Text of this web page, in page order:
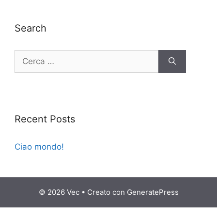
Search
Ricerca
Recent Posts
Ciao mondo!
© 2026 Vec• Creato con GeneratePress